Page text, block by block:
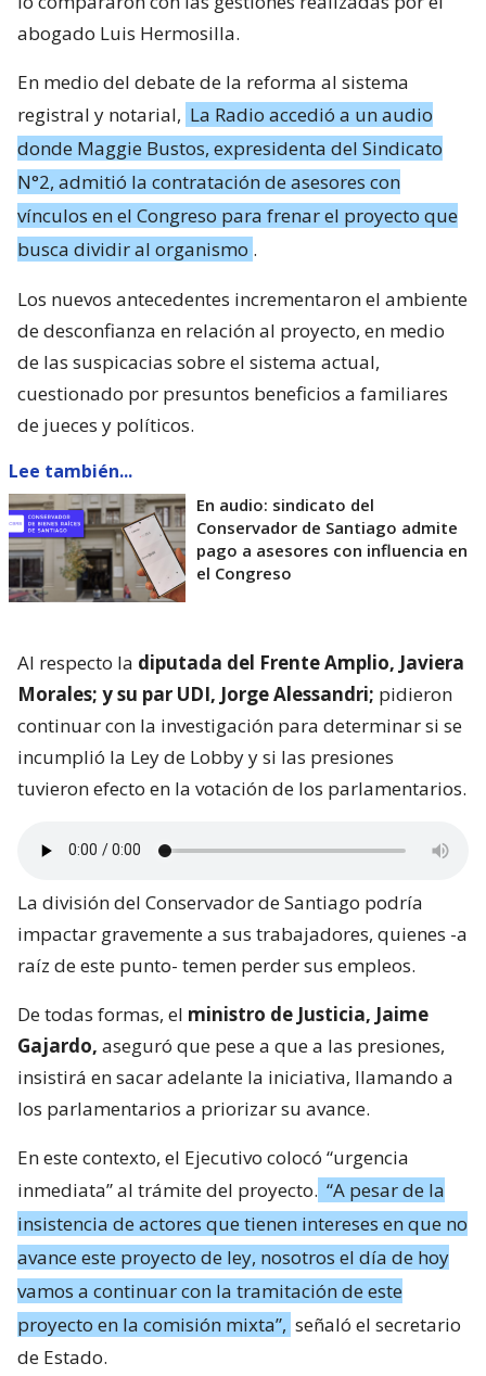
abogado Luis Hermosilla.
En medio del debate de la reforma al sistema
registral y notarial, La Radio accedió a un audio
donde Maggie Bustos, expresidenta del Sindicato
N°2, admitió la contratación de asesores con
vínculos en el Congreso para frenar el proyecto que
busca dividir al organismo .
Los nuevos antecedentes incrementaron el ambiente
de desconfianza en relación al proyecto, en medio
de las suspicacias sobre el sistema actual,
cuestionado por presuntos beneficios a familiares
de jueces y políticos.
Lee también...
En audio: sindicato del
Conservador de Santiago admite
pago a asesores con influencia en
el Congreso
Al respecto la diputada del Frente Amplio, Javiera
Morales; y su par UDI, Jorge Alessandri; pidieron
continuar con la investigación para determinar si se
incumplió la Ley de Lobby y si las presiones
tuvieron efecto en la votación de los parlamentarios.
La división del Conservador de Santiago podría
impactar gravemente a sus trabajadores, quienes -a
raíz de este punto- temen perder sus empleos.
De todas formas, el ministro de Justicia, Jaime
Gajardo, aseguró que pese a que a las presiones,
insistirá en sacar adelante la iniciativa, llamando a
los parlamentarios a priorizar su avance.
En este contexto, el Ejecutivo colocó “urgencia
inmediata” al trámite del proyecto. “A pesar de la
insistencia de actores que tienen intereses en que no
avance este proyecto de ley, nosotros el día de hoy
vamos a continuar con la tramitación de este
proyecto en la comisión mixta”, señaló el secretario
de Estado.